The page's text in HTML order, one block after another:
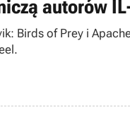
autorów
Birds of Prey i